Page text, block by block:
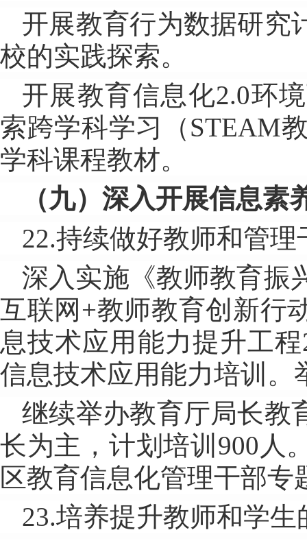
开展教育行为数据研究
校的实践探索。
开展教育信息化2.0环
索跨学科学习（STEAM
学科课程教材。
（九）深入开展信息素
22.持续做好教师和管
深入实施《教师教育振
互联网+教师教育创新行
息技术应用能力提升工
信息技术应用能力培训。
继续举办教育厅局长教
长为主，计划培训900人
区教育信息化管理干部专
23.培养提升教师和学生